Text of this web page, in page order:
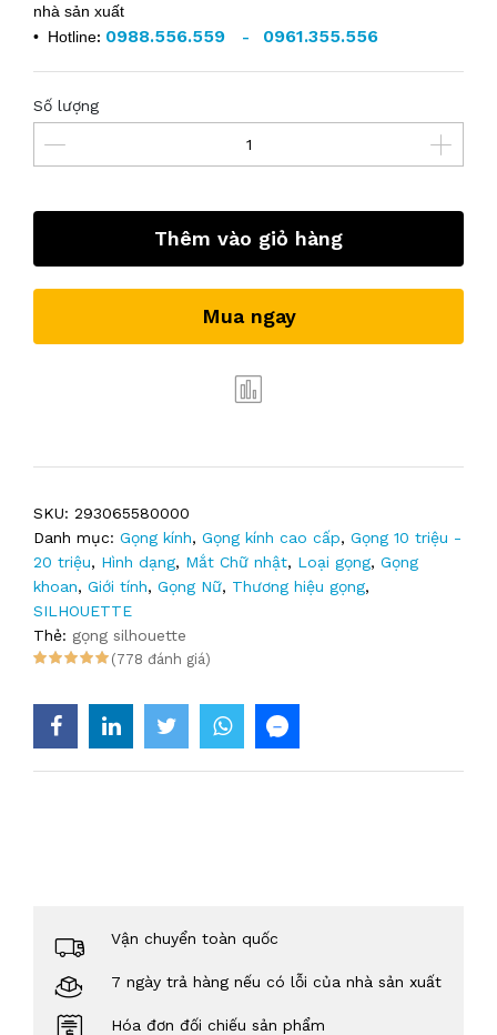
nhà sản xuất
• Hotline: 0988.556.559 - 0961.355.556
Số lượng
Thêm vào giỏ hàng
Mua ngay
SKU: 293065580000
Danh mục: Gọng kính, Gọng kính cao cấp, Gọng 10 triệu -
20 triệu, Hình dạng, Mắt Chữ nhật, Loại gọng, Gọng
khoan, Giới tính, Gọng Nữ, Thương hiệu gọng,
SILHOUETTE
Thẻ: gọng silhouette
(778 đánh giá)
Vận chuyển toàn quốc
7 ngày trả hàng nếu có lỗi của nhà sản xuất
Hóa đơn đối chiếu sản phẩm